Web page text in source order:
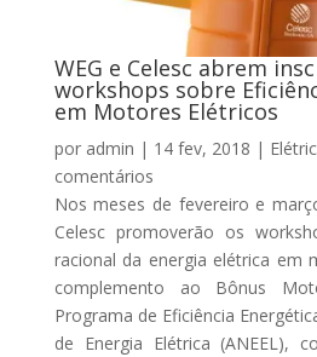
WEG e Celesc abrem
workshops sobre
em Motores Elétricos
por admin | 14 fev, 2018 |
comentários
Nos meses de fevereiro e
Celesc promoverão os
racional da energia elétrica em
complemento ao Bônus
Programa de Eficiência
de Energia Elétrica (ANEEL),